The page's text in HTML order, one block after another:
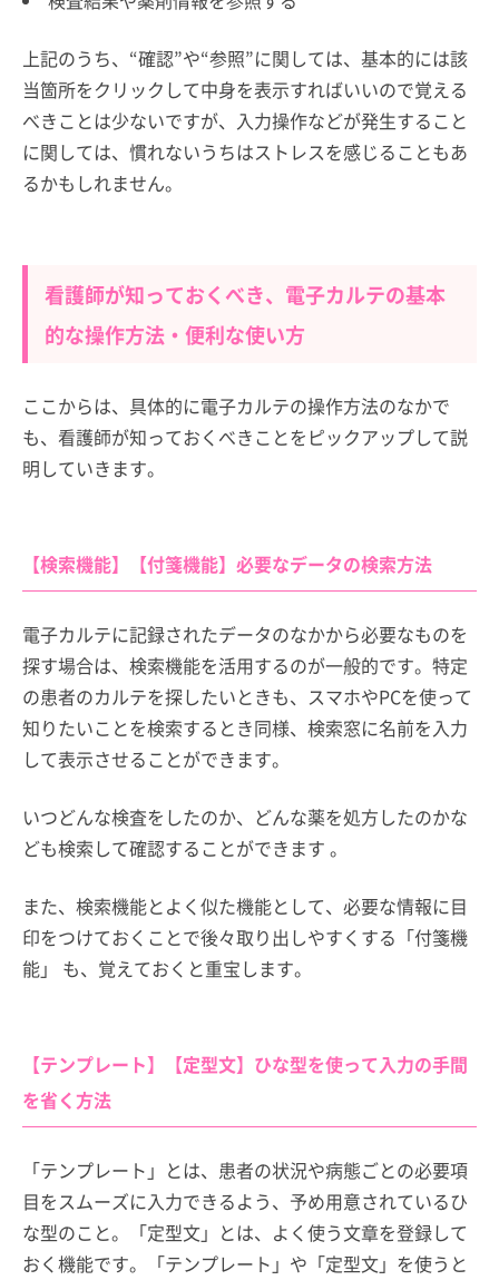
上記のうち、“確認”や“参照”に関しては、基本的には該
当箇所をクリックして中身を表示すればいいので覚える
べきことは少ないですが、入力操作などが発生すること
に関しては、慣れないうちはストレスを感じることもあ
るかもしれません。
看護師が知っておくべき、電子カルテの基本
的な操作方法・便利な使い方
ここからは、具体的に電子カルテの操作方法のなかで
も、看護師が知っておくべきことをピックアップして説
明していきます。
【検索機能】【付箋機能】必要なデータの検索方法
電子カルテに記録されたデータのなかから必要なものを
探す場合は、検索機能を活用するのが一般的です。特定
の患者のカルテを探したいときも、スマホやPCを使って
知りたいことを検索するとき同様、検索窓に名前を入力
して表示させることができます。
いつどんな検査をしたのか、どんな薬を処方したのかな
ども検索して確認することができます 。
また、検索機能とよく似た機能として、必要な情報に目
印をつけておくことで後々取り出しやすくする「付箋機
能」 も、覚えておくと重宝します。
【テンプレート】【定型文】ひな型を使って入力の手間
を省く方法
「テンプレート」とは、患者の状況や病態ごとの必要項
目をスムーズに入力できるよう、予め用意されているひ
な型のこと。「定型文」とは、よく使う文章を登録して
おく機能です。「テンプレート」や「定型文」を使うと